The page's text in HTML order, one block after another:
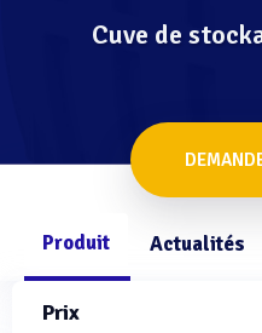
Cuve de
Produit Actualités
Prix